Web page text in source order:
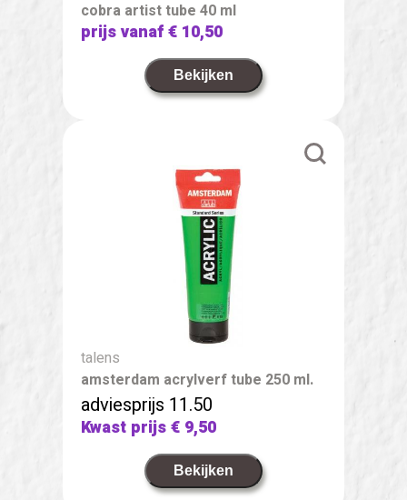
cobra artist tube 40 ml
prijs vanaf€ 10,50
Bekijken
talens
amsterdam acrylverf tube 250 ml.
adviesprijs 11.50
Kwast prijs€ 9,50
Bekijken